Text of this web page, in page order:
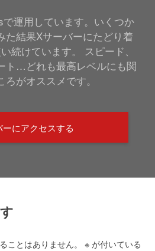
運用しています。いくつか
た結果Xサーバーにたどり着
続けています。 スピード、
ト…どれも最高レベルにも関
がオススメです。
にアクセスする
ことはありません。 ※が付いている